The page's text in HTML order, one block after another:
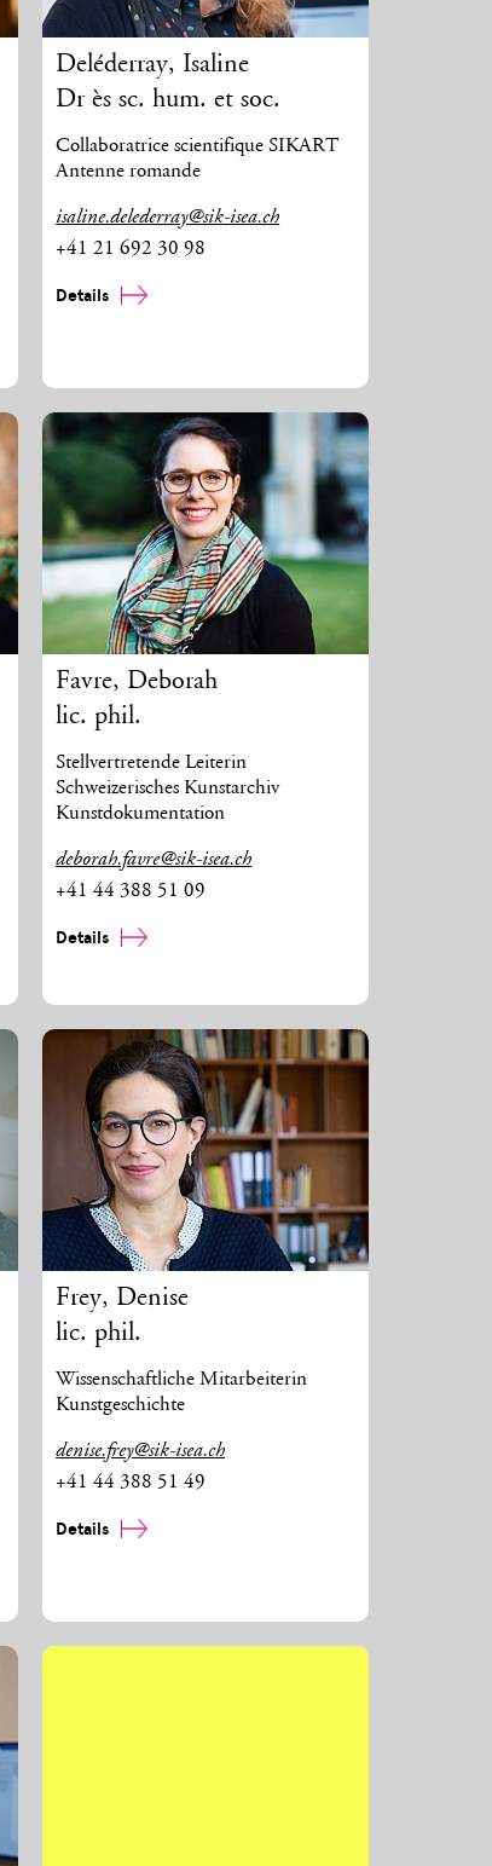
Deléderray, Isaline
Dr ès sc. hum. et soc.
Collaboratrice scientifique SIKART
Antenne romande
isaline.delederray@sik-isea.ch
+41 21 692 30 98
Details
Favre, Deborah
lic. phil.
Stellvertretende Leiterin
Schweizerisches Kunstarchiv
Kunstdokumentation
deborah.favre@sik-isea.ch
+41 44 388 51 09
Details
Frey, Denise
lic. phil.
Wissenschaftliche Mitarbeiterin
Kunstgeschichte
denise.frey@sik-isea.ch
+41 44 388 51 49
Details